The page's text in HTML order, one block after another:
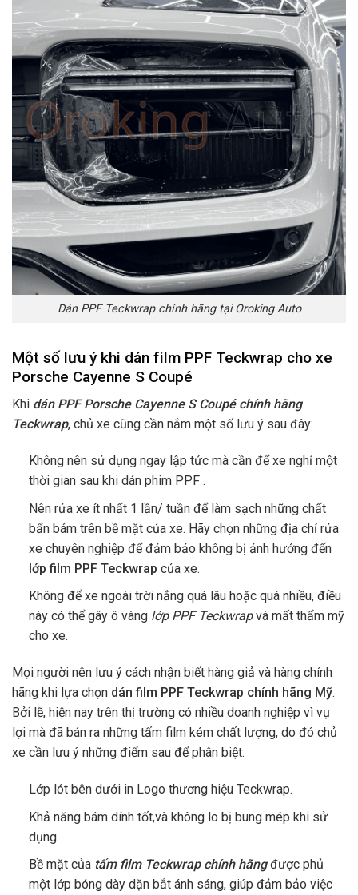
Dán PPF Teckwrap chính hãng tại Oroking Auto
Một số lưu ý khi dán film PPF Teckwrap cho xe
Porsche Cayenne S Coupé
Khi dán PPF Porsche Cayenne S Coupé chính hãng
Teckwrap, chủ xe cũng cần nắm một số lưu ý sau đây:
Không nên sử dụng ngay lập tức mà cần để xe nghỉ một
thời gian sau khi dán phim PPF .
Nên rửa xe ít nhất 1 lần/ tuần để làm sạch những chất
bẩn bám trên bề mặt của xe. Hãy chọn những địa chỉ rửa
xe chuyên nghiệp để đảm bảo không bị ảnh hưởng đến
lớp film PPF Teckwrap của xe.
Không để xe ngoài trời nắng quá lâu hoặc quá nhiều, điều
này có thể gây ô vàng lớp PPF Teckwrapvà mất thẩm mỹ
cho xe.
Mọi người nên lưu ý cách nhận biết hàng giả và hàng chính
hãng khi lựa chọn dán film PPF Teckwrap chính hãng Mỹ.
Bởi lẽ, hiện nay trên thị trường có nhiều doanh nghiệp vì vụ
lợi mà đã bán ra những tấm film kém chất lượng, do đó chủ
xe cần lưu ý những điểm sau để phân biệt:
Lớp lót bên dưới in Logo thương hiệu Teckwrap.
Khả năng bám dính tốt,và không lo bị bung mép khi sử
dụng.
Bề mặt của tấm film Teckwrap chính hãngđược phủ
một lớp bóng dày dặn bắt ánh sáng, giúp đảm bảo việc